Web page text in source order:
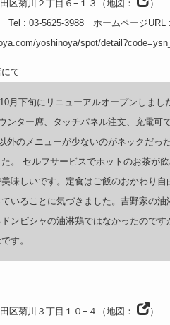
区菊川２丁目６−１３ （地図：
）
Tel : 03-5625-3988 ホームページURL:
yoshinoya/spot/
月下旬にリニューアルオープンしま
ンター席、タッチパネル注文、充電可
外のメニューが少ないのがネックだっ
。 セルフサービスでホットのお茶が
味しいです。定食はご飯のおかわり
いることに気づきました。吉野家の
ンピシャの油淋鶏ではなかったので
す。
区菊川３丁目１０−４ （地図： ）